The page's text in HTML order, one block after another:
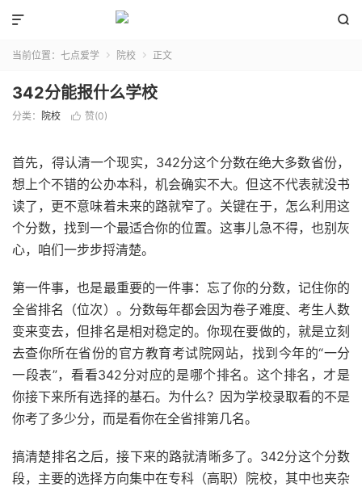


当前位置： 七点爱学  院校  正文
342分能报什么学校
分类： 院校  赞(0)
首先，得认清一个现实，342分这个分数在绝大多数省份，
想上个不错的公办本科，机会确实不大。但这不代表就没书
读了，更不意味着未来的路就窄了。关键在于，怎么利用这
个分数，找到一个最适合你的位置。这事儿急不得，也别灰
心，咱们一步步捋清楚。
第一件事，也是最重要的一件事：忘了你的分数，记住你的
全省排名（位次）。分数每年都会因为卷子难度、考生人数
变来变去，但排名是相对稳定的。你现在要做的，就是立刻
去查你所在省份的官方教育考试院网站，找到今年的“一分
一段表”，看看342分对应的是哪个排名。这个排名，才是
你接下来所有选择的基石。为什么？因为学校录取看的不是
你考了多少分，而是看你在全省排第几名。
搞清楚排名之后，接下来的路就清晰多了。342分这个分数
段，主要的选择方向集中在专科（高职）院校，其中也夹杂